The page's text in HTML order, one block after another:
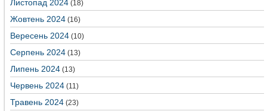
Листопад 2024 (18)
Жовтень 2024 (16)
Вересень 2024 (10)
Серпень 2024 (13)
Липень 2024 (13)
Червень 2024 (11)
Травень 2024 (23)